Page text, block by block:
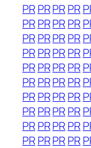
PRPRPRPR
PRPRPRPR
PRPRPRPR
PRPRPRPR
PRPRPRPR
PRPRPRPR
PRPRPRPR
PRPRPRPR
PRPRPRPR
PRPRPRPR